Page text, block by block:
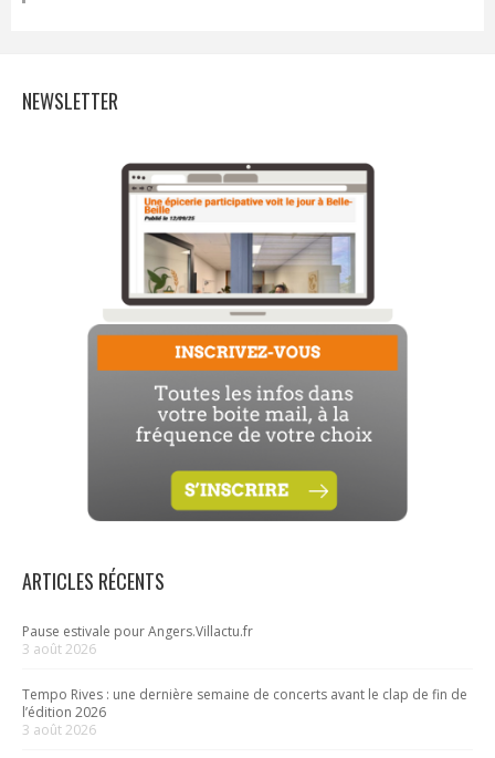
NEWSLETTER
ARTICLES RÉCENTS
Pause estivale pour Angers.Villactu.fr
3 août 2026
Tempo Rives : une dernière semaine de concerts avant le clap de fin de
l’édition 2026
3 août 2026